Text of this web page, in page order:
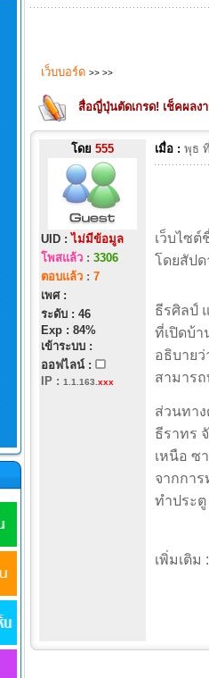
เว็บบอร์ด >> >>
สื่อญี่ปุ่นตัดเกรด! เช็คผลง
โดย 555
UID :ไม่มีข้อมูล
โพสแล้ว: 3306
ตอบแล้ว: 7
เพศ :
ระดับ : 46
Exp : 84%
เข้าระบบ :
ออฟไลน์ :
IP : 1.1.163. xxx
เมื่อ : พุธ
เว็บไซต์
โดยสัปด
ธีรศิลป์
ที่เปิดบ้า
อธิบาย
สามาร
ส่วนทา
ธีราทร
เหนือ ซ
จากกา
ทำประ
เพิ่มเติม